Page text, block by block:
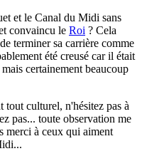
et le Canal du Midi sans
convaincu le Roi ? Cela
terminer sa carrière comme
été creusé car il était
certainement beaucoup
tout culturel, n'hésitez pas à
pas... toute observation me
merci à ceux qui aiment